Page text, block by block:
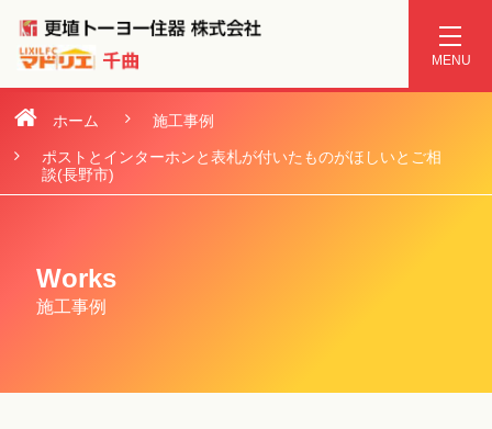
ホーム 施工事例
ポストとインターホンと表札が付いたものがほしいとご相
談(長野市)
Works
施工事例